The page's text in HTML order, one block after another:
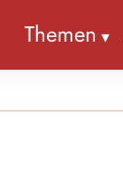
Themen